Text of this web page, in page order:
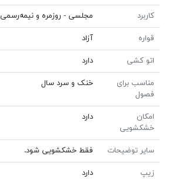
کاربرد مجلسی - روزمره و نیمه‌رسمی
قواره آزاد
اتو کشی دارد
مناسب برای
فصول
خنک و سرد سال
امکان
خشکشویی
دارد
سایر توضیحات فقط خشکشویی شود.
زیپ دارد